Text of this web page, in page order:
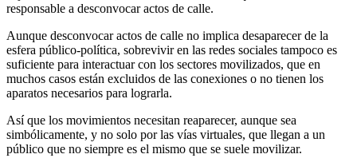
responsable a desconvocar actos de calle.
Aunque desconvocar actos de calle no implica desaparecer de la
esfera público-política, sobrevivir en las redes sociales tampoco es
suficiente para interactuar con los sectores movilizados, que en
muchos casos están excluidos de las conexiones o no tienen los
aparatos necesarios para lograrla.
Así que los movimientos necesitan reaparecer, aunque sea
simbólicamente, y no solo por las vías virtuales, que llegan a un
público que no siempre es el mismo que se suele movilizar.